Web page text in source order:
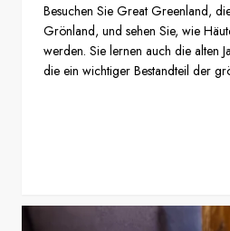
Besuchen Sie Great Greenland,
Grönland, und sehen Sie, wie
werden. Sie lernen auch die alten
die ein wichtiger Bestandteil der